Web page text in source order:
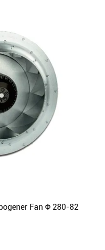
Fan Φ 280-82